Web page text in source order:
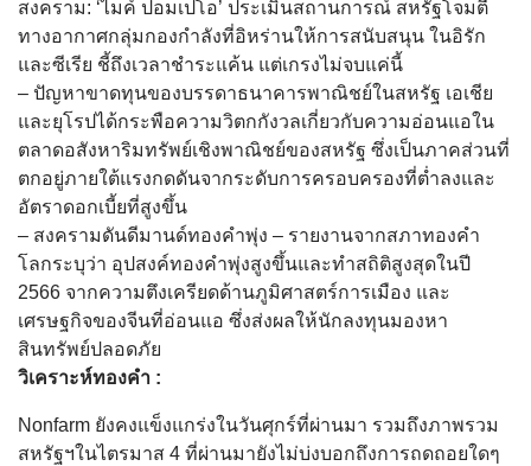
สงคราม: ‘ไมค์ ปอมเปโอ’ ประเมินสถานการณ์ สหรัฐโจมตี
ทางอากาศกลุ่มกองกำลังที่อิหร่านให้การสนับสนุน ในอิรัก
และซีเรีย ชี้ถึงเวลาชำระแค้น แต่เกรงไม่จบแค่นี้
– ปัญหาขาดทุนของบรรดาธนาคารพาณิชย์ในสหรัฐ เอเชีย
และยุโรปได้กระพือความวิตกกังวลเกี่ยวกับความอ่อนแอใน
ตลาดอสังหาริมทรัพย์เชิงพาณิชย์ของสหรัฐ ซึ่งเป็นภาคส่วนที่
ตกอยู่ภายใต้แรงกดดันจากระดับการครอบครองที่ต่ำลงและ
อัตราดอกเบี้ยที่สูงขึ้น
– สงครามดันดีมานด์ทองคำพุ่ง – รายงานจากสภาทองคำ
โลกระบุว่า อุปสงค์ทองคำพุ่งสูงขึ้นและทำสถิติสูงสุดในปี
2566 จากความตึงเครียดด้านภูมิศาสตร์การเมือง และ
เศรษฐกิจของจีนที่อ่อนแอ ซึ่งส่งผลให้นักลงทุนมองหา
สินทรัพย์ปลอดภัย
วิเคราะห์ทองคำ :
Nonfarm ยังคงแข็งแกร่งในวันศุกร์ที่ผ่านมา รวมถึงภาพรวม
สหรัฐฯในไตรมาส 4 ที่ผ่านมายังไม่บ่งบอกถึงการถดถอยใดๆ